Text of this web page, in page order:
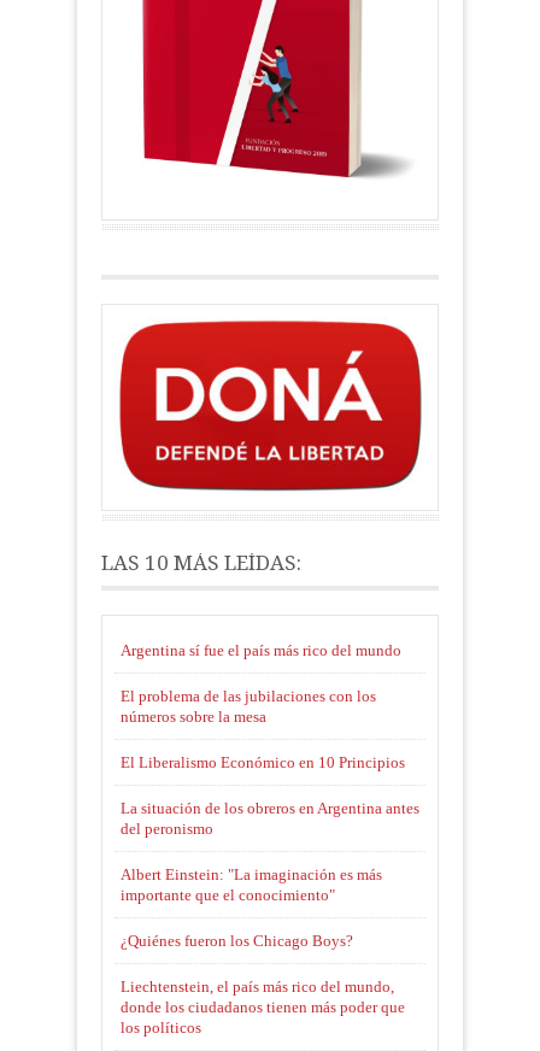
LAS 10 MÁS LEÍDAS:
Argentina sí fue el país más rico del mundo
El problema de las jubilaciones con los
números sobre la mesa
El Liberalismo Económico en 10 Principios
La situación de los obreros en Argentina antes
del peronismo
Albert Einstein: "La imaginación es más
importante que el conocimiento"
¿Quiénes fueron los Chicago Boys?
Liechtenstein, el país más rico del mundo,
donde los ciudadanos tienen más poder que
los políticos